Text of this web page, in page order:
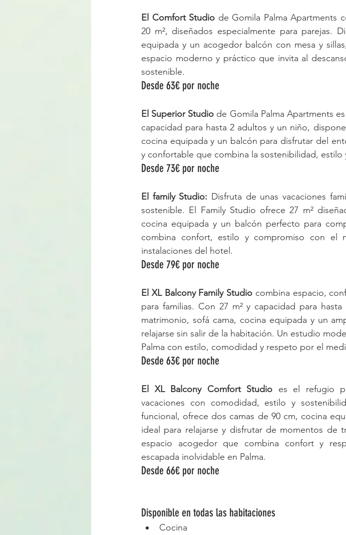
El Comfort Studio de Gomila Palma Apartments
20 m², diseñados especialmente para parejas.
equipada y un acogedor balcón con mesa y
espacio moderno y práctico que invita al
sostenible.
Desde 63€ por noche
El Superior Studio de Gomila Palma Apartments
capacidad para hasta 2 adultos y un niño,
cocina equipada y un balcón para disfrutar del
y confortable que combina la sostenibilidad,
Desde 73€ por noche
El family Studio: Disfruta de unas vacaciones
sostenible. El Family Studio ofrece 27 m²
cocina equipada y un balcón perfecto para
combina confort, estilo y compromiso con el
instalaciones del hotel.
Desde 79€ por noche
El XL Balcony Family Studio combina espacio,
para familias. Con 27 m² y capacidad para
matrimonio, sofá cama, cocina equipada y un
relajarse sin salir de la habitación. Un estudio
Palma con estilo, comodidad y respeto por el
Desde 63€ por noche
El XL Balcony Comfort Studio es el refugio
vacaciones con comodidad, estilo y
funcional, ofrece dos camas de 90 cm, cocina
ideal para relajarse y disfrutar de momentos de
espacio acogedor que combina confort y
escapada inolvidable en Palma.
Desde 66€ por noche
Disponible en todas las habitaciones
Cocina